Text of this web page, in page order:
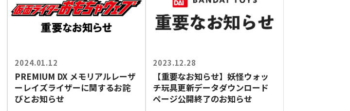
2024.01.12
PREMIUM DX メモリアルレーザ
ーレイズライザーに関するお詫
びとお知らせ
2023.12.28
【重要なお知らせ】妖怪ウォッ
チ玩具更新データダウンロード
ページ公開終了のお知らせ